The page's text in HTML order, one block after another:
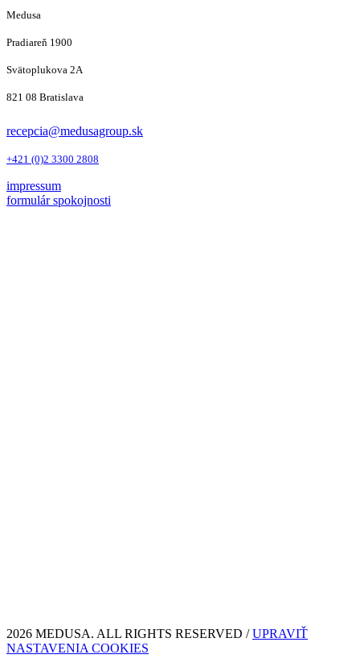
Medusa
Pradiareň 1900
Svätoplukova 2A
821 08 Bratislava
recepcia@medusagroup.sk
+421 (0)2 3300 2808
impressum
formulár spokojnosti
2026 MEDUSA. ALL RIGHTS RESERVED /UPRAVIŤ
NASTAVENIA COOKIES